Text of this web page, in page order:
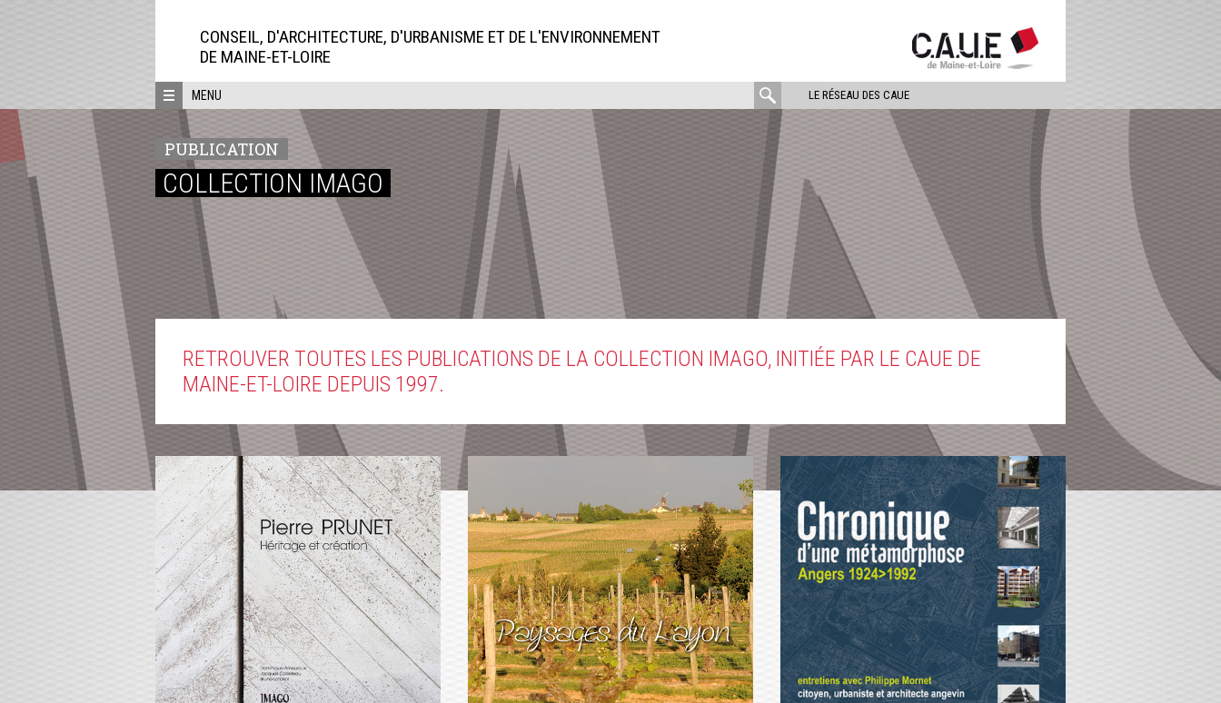
CONSEIL, D'ARCHITECTURE, D'URBANISME ET DE L'ENVIRONNEMENT
DE MAINE-ET-LOIRE
MENU LE RÉSEAU DES CAUE
rechercher
:
PUBLICATION
COLLECTION IMAGO
RETROUVER TOUTES LES PUBLICATIONS DE LA COLLECTION IMAGO, INITIÉE PAR LE CAUE DE
MAINE-ET-LOIRE DEPUIS 1997.